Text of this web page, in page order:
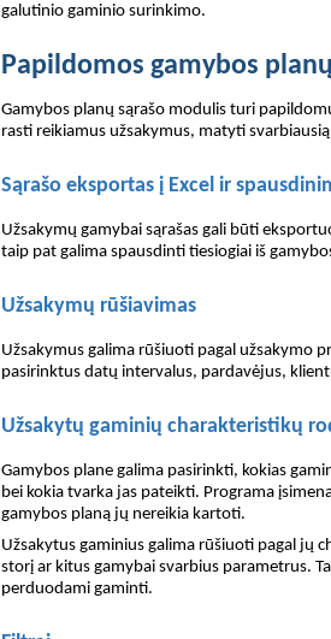
galutinio gaminio surinkimo.
Papildomos gamybos
Gamybos planų sąrašo modulis turi
rasti reikiamus užsakymus, matyti
Sąrašo eksportas į Excel ir
Užsakymų gamybai sąrašas gali būti
taip pat galima spausdinti tiesiogiai iš
Užsakymų rūšiavimas
Užsakymus galima rūšiuoti pagal užsakymo
pasirinktus datų intervalus, pardavėjus,
Užsakytų gaminių charakteristikų
Gamybos plane galima pasirinkti, kokias
bei kokia tvarka jas pateikti. Programa
gamybos planą jų nereikia kartoti.
Užsakytus gaminius galima rūšiuoti pagal jų
storį ar kitus gamybai svarbius parametrus.
perduodami gaminti.